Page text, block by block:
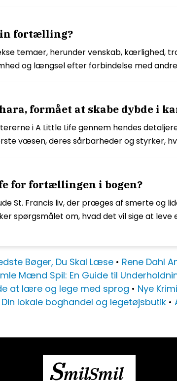
fortælling?
temaer, herunder venskab, kærlighed,
og længsel efter forbindelse med
formået at skabe dybde i
i A Little Life gennem hendes
væsen, deres sårbarheder og styrker,
for fortællingen i bogen?
St. Francis liv, der præges af smerte og
spørgsmålet om, hvad det vil sige at leve
Bøger, Du Skal Læse • Rene Dahl
Mænd Spil: En Guide til
at lære og lege med sprog • Nye
lokale boghandel og legetøjsbutik •
SmilSmil